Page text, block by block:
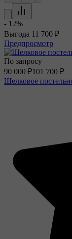
- 12%
Выгода 11 700 ₽
Предпросмотр
По запросу
90 000 ₽101 700 ₽
Шелковое